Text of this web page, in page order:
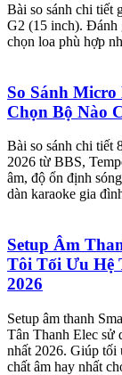
Bài so sánh chi tiết
G2 (15 inch). Đánh
chọn loa phù hợp
So Sánh
Chọn Bộ Nào
Bài so sánh chi tiết
2026 từ BBS,
âm, độ ổn định
dàn karaoke gia
Setup Âm
Tôi Tối Ưu Hệ
2026
Setup âm thanh
Tân Thanh Elec sử
nhất 2026. Giúp tối
chất âm hay nhất